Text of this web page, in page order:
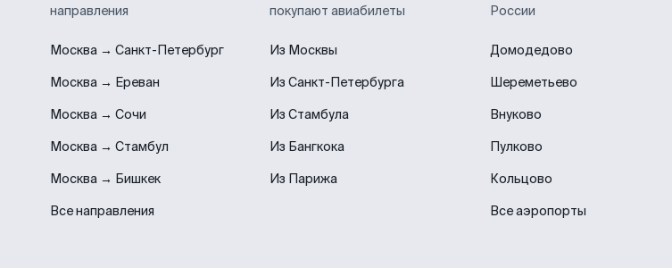
направления
Москва → Санкт-Петербург
Москва → Ереван
Москва → Сочи
Москва → Стамбул
Москва → Бишкек
Все направления
покупают авиабилеты
Из Москвы
Из Санкт-Петербурга
Из Стамбула
Из Бангкока
Из Парижа
России
Домодедово
Шереметьево
Внуково
Пулково
Кольцово
Все аэропорты